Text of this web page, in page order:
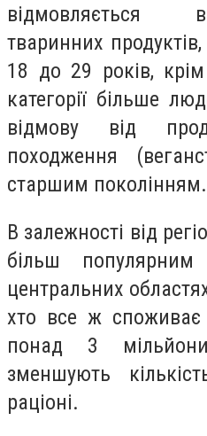
відмовляється
тваринних
18 до 29 років, крім
категорії більше
відмову від
походження
старшим поколінням.
В залежності від
більш
центральних
хто все ж споживає
понад 3
зменшують
раціоні.